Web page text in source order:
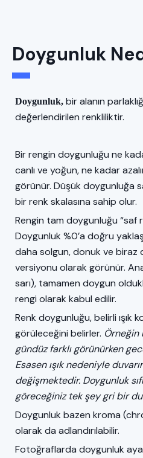
Doygunluk
Doygunluk, bir alanın
değerlendirilen renkliliktir.
Bir rengin doygunluğu ne
canlı ve yoğun, ne kadar
görünür. Düşük doygunluğa
bir renk skalasına sahip olur.
Rengin tam doygunluğu “saf
Doygunluk %0’a doğru
daha solgun, donuk ve biraz
versiyonu olarak görünür. Ana
sarı), tamamen doygun
rengi olarak kabul edilir.
Renk doygunluğu, belirli ışık
görüleceğini belirler. Örneğin
gündüz farklı görünürken
Esasen ışık nedeniyle
değişmektedir. Doygunluk
göreceğiniz tek şey gri bir
Doygunluk bazen kroma
olarak da adlandırılabilir.
Fotoğraflarda doygunluk